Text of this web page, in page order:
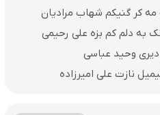
مه کر گنیکم شهاب مرادیان
به دلم کم بزه علی رحیمی
وحید عباسی
نازت علی امیرزاده